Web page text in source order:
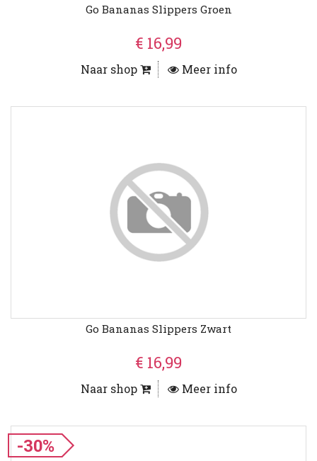
Go Bananas Slippers Groen
€ 16,99
Naar shop Meer info
Go Bananas Slippers Zwart
€ 16,99
Naar shop Meer info
-30%